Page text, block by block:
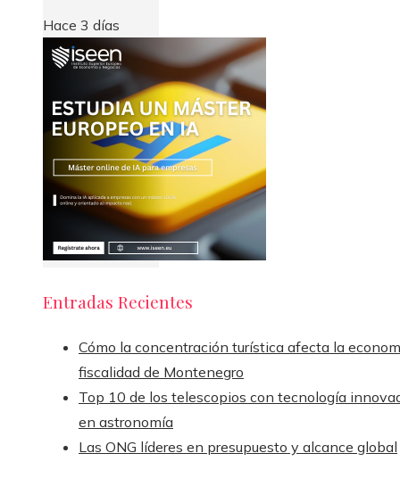
Hace 3 días
Entradas Recientes
Cómo la concentración turística afecta la
fiscalidad de Montenegro
Top 10 de los telescopios con tecnología
en astronomía
Las ONG líderes en presupuesto y alcance global